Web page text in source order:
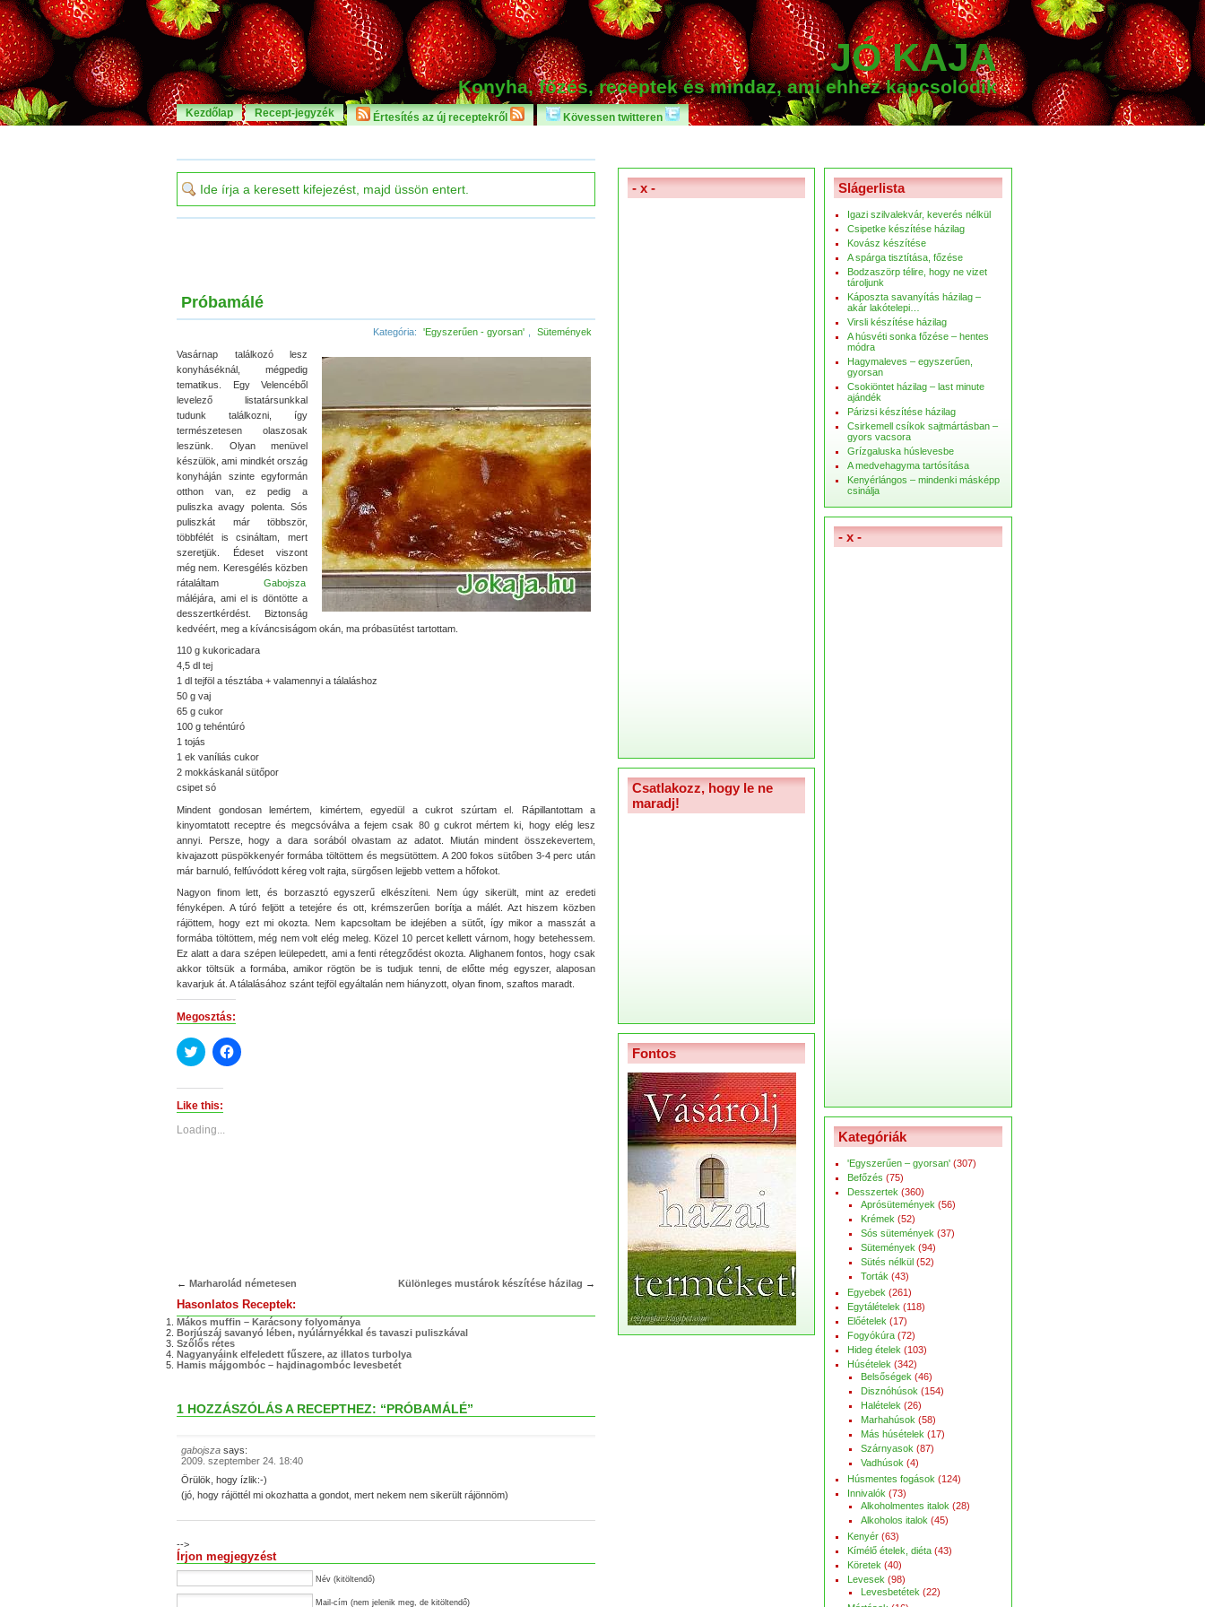
JÓ KAJA
Konyha, főzés, receptek és mindaz, ami ehhez kapcsolódik
Kezdőlap Recept-jegyzék Értesítés az új receptekről Kövessen twitteren
Próbamálé
Kategória: 'Egyszerűen - gyorsan' Sütemények
Vasárnap találkozó lesz
konyháséknál, mégpedig
tematikus. Egy Velencéből
levelező listatársunkkal
tudunk találkozni, így
természetesen olaszosak
leszünk. Olyan menüvel
készülök, ami mindkét ország
konyháján szinte egyformán
otthon van, ez pedig a
puliszka avagy polenta. Sós
puliszkát már többször,
többfélét is csináltam, mert
szeretjük. Édeset viszont
még nem. Keresgélés közben
rátaláltam
Gabojsza
máléjára, ami el is döntötte a
desszertkérdést. Biztonság
kedvéért, meg a kíváncsiságom okán, ma próbasütést tartottam.
110 g kukoricadara
4,5 dl tej
1 dl tejföl a tésztába + valamennyi a tálaláshoz
50 g vaj
65 g cukor
100 g tehéntúró
1 tojás
1 ek vaníliás cukor
2 mokkáskanál sütőpor
csipet só
Mindent gondosan lemértem, kimértem, egyedül a cukrot szúrtam el. Rápillantottam a
kinyomtatott receptre és megcsóválva a fejem csak 80 g cukrot mértem ki, hogy elég lesz
annyi. Persze, hogy a dara sorából olvastam az adatot. Miután mindent összekevertem,
kivajazott püspökkenyér formába töltöttem és megsütöttem. A 200 fokos sütőben 3-4 perc után
már barnuló, felfúvódott kéreg volt rajta, sürgősen lejjebb vettem a hőfokot.
Nagyon finom lett, és borzasztó egyszerű elkészíteni. Nem úgy sikerült, mint az eredeti
fényképen. A túró feljött a tetejére és ott, krémszerűen borítja a málét. Azt hiszem közben
rájöttem, hogy ezt mi okozta. Nem kapcsoltam be idejében a sütőt, így mikor a masszát a
formába töltöttem, még nem volt elég meleg. Közel 10 percet kellett várnom, hogy betehessem.
Ez alatt a dara szépen leülepedett, ami a fenti rétegződést okozta. Alighanem fontos, hogy csak
akkor töltsük a formába, amikor rögtön be is tudjuk tenni, de előtte még egyszer, alaposan
kavarjuk át. A tálalásához szánt tejföl egyáltalán nem hiányzott, olyan finom, szaftos maradt.
Megosztás:
Click
to
(Opens
new
Click
to
Like this:
Loading...
← Marharolád németesen Különleges mustárok készítése házilag →
Hasonlatos Receptek:
Mákos muffin – Karácsony folyománya
Borjúszáj savanyó lében, nyúlárnyékkal és tavaszi puliszkával
Szőlős rétes
Nagyanyáink elfeledett fűszere, az illatos turbolya
Hamis májgombóc – hajdinagombóc levesbetét
1 HOZZÁSZÓLÁS A RECEPTHEZ: “PRÓBAMÁLÉ”
gabojsza says:
2009. szeptember 24. 18:40
Örülök, hogy ízlik:-)
(jó, hogy rájöttél mi okozhatta a gondot, mert nekem nem sikerült rájönnöm)
-->
Írjon megjegyzést
Név (kitöltendő)
Mail-cím (nem jelenik meg, de kitöltendő)
- x -
Csatlakozz, hogy le ne
maradj!
Fontos
Slágerlista
Igazi szilvalekvár, keverés nélkül
Csipetke készítése házilag
Kovász készítése
A spárga tisztítása, főzése
Bodzaszörp télire, hogy ne vizet
tároljunk
Káposzta savanyítás házilag –
akár lakótelepi…
Virsli készítése házilag
A húsvéti sonka főzése – hentes
módra
Hagymaleves – egyszerűen,
gyorsan
Csokiöntet házilag – last minute
ajándék
Párizsi készítése házilag
Csirkemell csíkok sajtmártásban –
gyors vacsora
Grízgaluska húslevesbe
A medvehagyma tartósítása
Kenyérlángos – mindenki másképp
csinálja
- x -
Kategóriák
'Egyszerűen – gyorsan' (307)
Befőzés (75)
Desszertek (360)
Aprósütemények (56)
Krémek (52)
Sós sütemények (37)
Sütemények (94)
Sütés nélkül (52)
Torták (43)
Egyebek (261)
Egytálételek (118)
Előételek (17)
Fogyókúra (72)
Hideg ételek (103)
Húsételek (342)
Belsőségek (46)
Disznóhúsok (154)
Halételek (26)
Marhahúsok (58)
Más húsételek (17)
Szárnyasok (87)
Vadhúsok (4)
Húsmentes fogások (124)
Innivalók (73)
Alkoholmentes italok (28)
Alkoholos italok (45)
Kenyér (63)
Kímélő ételek, diéta (43)
Köretek (40)
Levesek (98)
Levesbetétek (22)